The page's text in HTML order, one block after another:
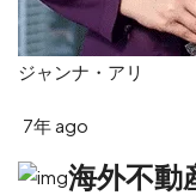
ジャンナ・アリ
7年 ago
海外不動